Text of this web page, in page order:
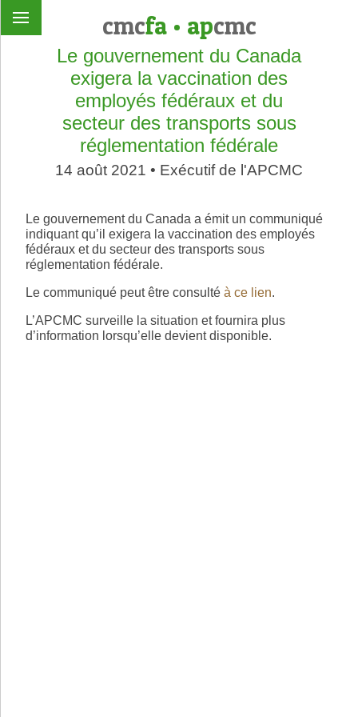
cmcfa• apcmc
Le gouvernement du Canada
exigera la vaccination des
employés fédéraux et du
secteur des transports sous
réglementation fédérale
14 août 2021 • Exécutif de l'APCMC
Le gouvernement du Canada a émit un communiqué
indiquant qu’il exigera la vaccination des employés
fédéraux et du secteur des transports sous
réglementation fédérale.
Le communiqué peut être consulté à ce lien.
L’APCMC surveille la situation et fournira plus
d’information lorsqu’elle devient disponible.